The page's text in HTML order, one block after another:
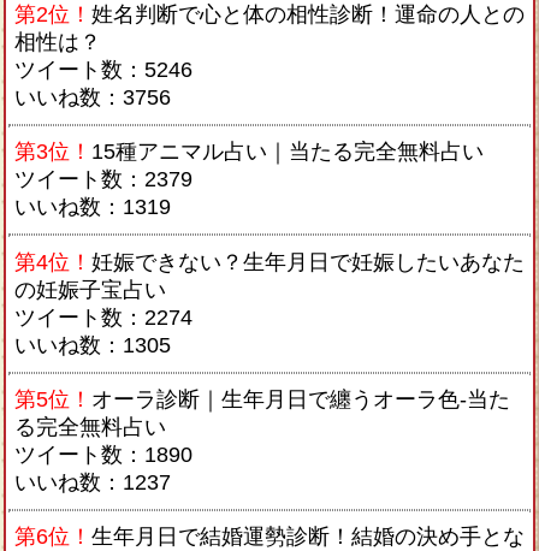
第2位！ 姓名判断で心と体の相性診断！運命の人との
相性は？
ツイート数：5246
いいね数：3756
第3位！ 15種アニマル占い｜当たる完全無料占い
ツイート数：2379
いいね数：1319
第4位！ 妊娠できない？生年月日で妊娠したいあなた
の妊娠子宝占い
ツイート数：2274
いいね数：1305
第5位！ オーラ診断｜生年月日で纏うオーラ色-当た
る完全無料占い
ツイート数：1890
いいね数：1237
第6位！ 生年月日で結婚運勢診断！結婚の決め手とな